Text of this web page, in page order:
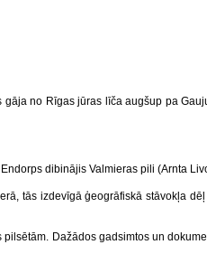
no Rīgas jūras līča augšup pa
dibinājis Valmieras pili (Arnta
tās izdevīgā ģeogrāfiskā stāvokļa
Dažādos gadsimtos un